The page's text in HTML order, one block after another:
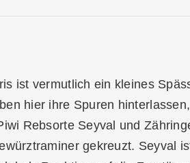
Menge
ist vermutlich ein kleines
hier ihre Spuren
Rebsorte Seyval und
gekreuzt. Seyval